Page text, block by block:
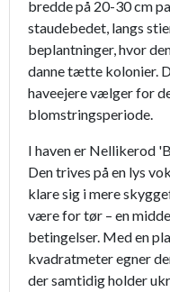
bredde på 20-30 cm
staudebedet, langs
beplantninger, hvor
danne tætte kolonier.
haveejere vælger for
blomstringsperiode.
I haven er Nellikerod
Den trives på en lys
klare sig i mere
være for tør – en
betingelser. Med en
kvadratmeter egner
der samtidig holder